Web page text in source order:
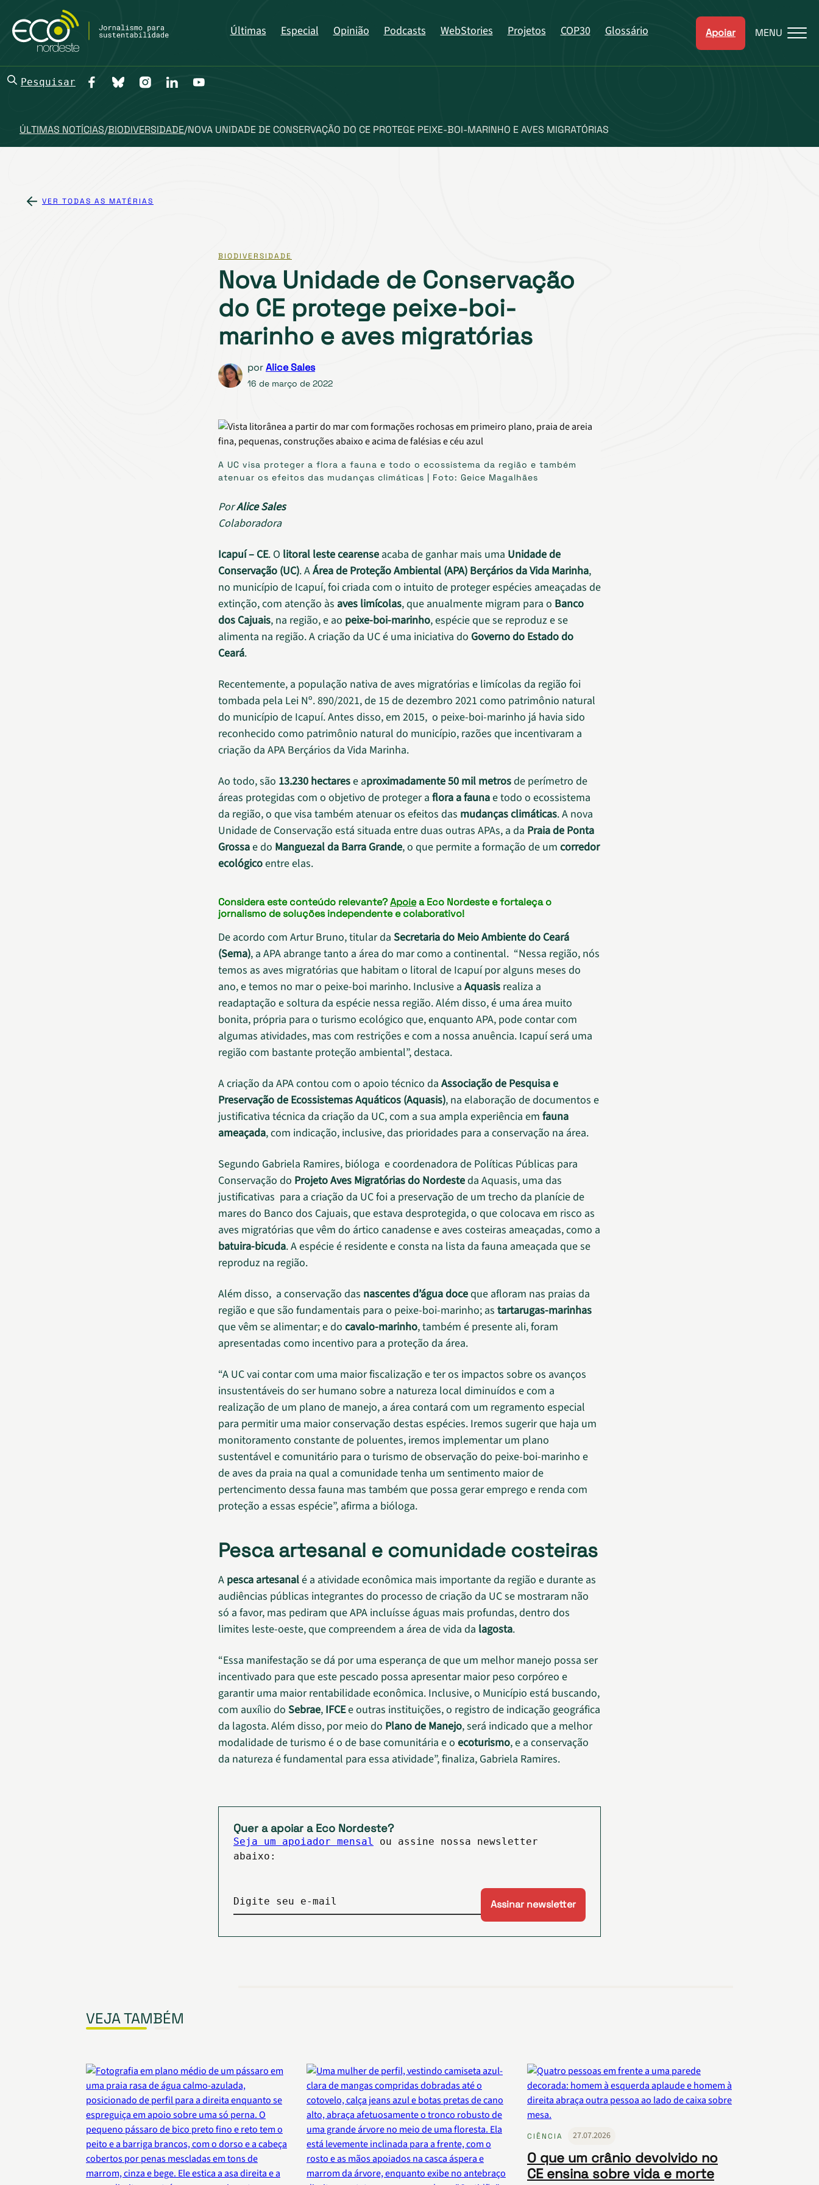
Últimas Especial Opinião Podcasts WebStories Projetos COP30 Glossário Apoiar MENU
Pesquisar
ÚLTIMAS NOTÍCIAS/BIODIVERSIDADE/NOVA UNIDADE DE CONSERVAÇÃO DO CE PROTEGE PEIXE-BOI-MARINHO E AVES MIGRATÓRIAS
VER TODAS AS MATÉRIAS
BIODIVERSIDADE
Nova Unidade de Conservação
do CE protege peixe-boi-
marinho e aves migratórias
porAlice Sales
16 de março de 2022
A UC visa proteger a flora a fauna e todo o ecossistema da região e também
atenuar os efeitos das mudanças climáticas | Foto: Geice Magalhães
PorAlice Sales
Colaboradora
Icapuí – CE. O litoral leste cearense acaba de ganhar mais uma Unidade de
Conservação (UC). AÁrea de Proteção Ambiental (APA) Berçários da Vida Marinha,
no município de Icapuí, foi criada com o intuito de proteger espécies ameaçadas de
extinção, com atenção às aves limícolas, que anualmente migram para o Banco
dos Cajuais, na região, e ao peixe-boi-marinho, espécie que se reproduz e se
alimenta na região. A criação da UC é uma iniciativa do Governo do Estado do
Ceará.
Recentemente, a população nativa de aves migratórias e limícolas da região foi
tombada pela Lei Nº. 890/2021, de 15 de dezembro 2021 como patrimônio natural
do município de Icapuí. Antes disso, em 2015, o peixe-boi-marinho já havia sido
reconhecido como patrimônio natural do município, razões que incentivaram a
criação da APA Berçários da Vida Marinha.
Ao todo, são 13.230 hectarese aproximadamente 50 mil metrosde perímetro de
áreas protegidas com o objetivo de proteger a flora a faunae todo o ecossistema
da região, o que visa também atenuar os efeitos das mudanças climáticas. A nova
Unidade de Conservação está situada entre duas outras APAs, a da Praia de Ponta
Grossae do Manguezal da Barra Grande, o que permite a formação de um corredor
ecológicoentre elas.
Considera este conteúdo relevante?Apoiea Eco Nordeste e fortaleça o
jornalismo de soluções independente e colaborativo!
De acordo com Artur Bruno, titular da Secretaria do Meio Ambiente do Ceará
(Sema), a APA abrange tanto a área do mar como a continental. “Nessa região, nós
temos as aves migratórias que habitam o litoral de Icapuí por alguns meses do
ano, e temos no mar o peixe-boi marinho. Inclusive a Aquasis realiza a
readaptação e soltura da espécie nessa região. Além disso, é uma área muito
bonita, própria para o turismo ecológico que, enquanto APA, pode contar com
algumas atividades, mas com restrições e com a nossa anuência. Icapuí será uma
região com bastante proteção ambiental”, destaca.
A criação da APA contou com o apoio técnico da Associação de Pesquisa e
Preservação de Ecossistemas Aquáticos (Aquasis), na elaboração de documentos e
justificativa técnica da criação da UC, com a sua ampla experiência em fauna
ameaçada, com indicação, inclusive, das prioridades para a conservação na área.
Segundo Gabriela Ramires, bióloga e coordenadora de Políticas Públicas para
Conservação do Projeto Aves Migratórias do Nordesteda Aquasis, uma das
justificativas para a criação da UC foi a preservação de um trecho da planície de
mares do Banco dos Cajuais, que estava desprotegida, o que colocava em risco as
aves migratórias que vêm do ártico canadense e aves costeiras ameaçadas, como a
batuira-bicuda. A espécie é residente e consta na lista da fauna ameaçada que se
reproduz na região.
Além disso, a conservação das nascentes d’água doceque afloram nas praias da
região e que são fundamentais para o peixe-boi-marinho; as tartarugas-marinhas
que vêm se alimentar; e do cavalo-marinho, também é presente ali, foram
apresentadas como incentivo para a proteção da área.
“A UC vai contar com uma maior fiscalização e ter os impactos sobre os avanços
insustentáveis do ser humano sobre a natureza local diminuídos e com a
realização de um plano de manejo, a área contará com um regramento especial
para permitir uma maior conservação destas espécies. Iremos sugerir que haja um
monitoramento constante de poluentes, iremos implementar um plano
sustentável e comunitário para o turismo de observação do peixe-boi-marinho e
de aves da praia na qual a comunidade tenha um sentimento maior de
pertencimento dessa fauna mas também que possa gerar emprego e renda com
proteção a essas espécie”, afirma a bióloga.
Pesca artesanal e comunidade costeiras
A pesca artesanalé a atividade econômica mais importante da região e durante as
audiências públicas integrantes do processo de criação da UC se mostraram não
só a favor, mas pediram que APA incluísse águas mais profundas, dentro dos
limites leste-oeste, que compreendem a área de vida da lagosta.
“Essa manifestação se dá por uma esperança de que um melhor manejo possa ser
incentivado para que este pescado possa apresentar maior peso corpóreo e
garantir uma maior rentabilidade econômica. Inclusive, o Município está buscando,
com auxílio do Sebrae, IFCEe outras instituições, o registro de indicação geográfica
da lagosta. Além disso, por meio do Plano de Manejo, será indicado que a melhor
modalidade de turismo é o de base comunitária e o ecoturismo, e a conservação
da natureza é fundamental para essa atividade”, finaliza, Gabriela Ramires.
Quer a apoiar a Eco Nordeste?
Seja um apoiador mensal
ou assine nossa newsletter
abaixo:
Digite seu e-mail
VEJA TAMBÉM
CIÊNCIA 27.07.2026
O que um crânio devolvido no
CE ensina sobre vida e morte